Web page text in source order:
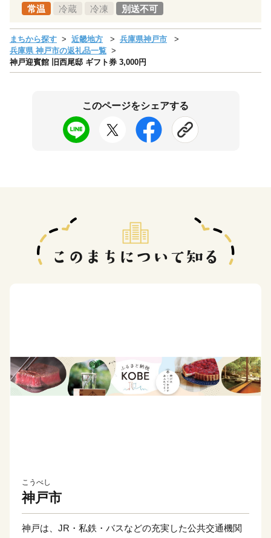
常温 冷蔵 冷凍 別送不可
まちから探す 近畿地方
兵庫県神戸市
兵庫県 神戸市の返礼品一覧
神戸迎賓館 旧西尾邸 ギフト券 3,000円
このページをシェアする
こうべし
神戸市
神戸は、JR・私鉄・バスなどの充実した公共交通機関